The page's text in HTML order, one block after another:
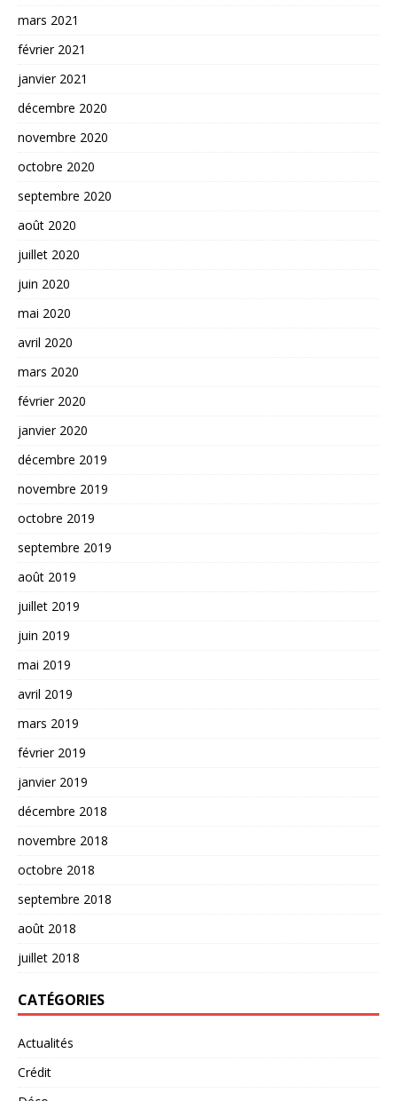
mars 2021
février 2021
janvier 2021
décembre 2020
novembre 2020
octobre 2020
septembre 2020
août 2020
juillet 2020
juin 2020
mai 2020
avril 2020
mars 2020
février 2020
janvier 2020
décembre 2019
novembre 2019
octobre 2019
septembre 2019
août 2019
juillet 2019
juin 2019
mai 2019
avril 2019
mars 2019
février 2019
janvier 2019
décembre 2018
novembre 2018
octobre 2018
septembre 2018
août 2018
juillet 2018
CATÉGORIES
Actualités
Crédit